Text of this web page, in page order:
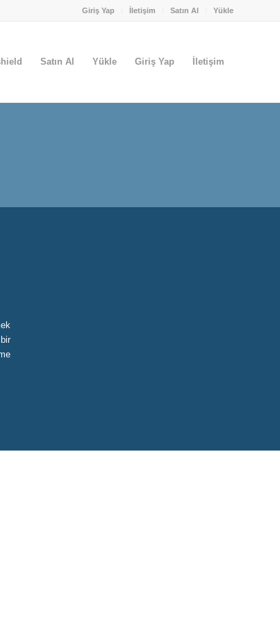
Giriş Yap İletişim Satın Al Yükle
Satın Al Yükle Giriş Yap İletişim